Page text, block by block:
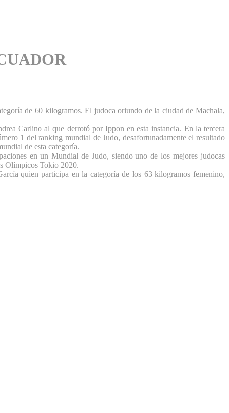
de 60 kilogramos. El judoca oriundo de la ciudad de Machala,
Carlino al que derrotó por Ippon en esta instancia. En la tercera
1 del ranking mundial de Judo, desafortunadamente el resultado
de esta categoría.
en un Mundial de Judo, siendo uno de los mejores judocas
Olímpicos Tokio 2020.
quien participa en la categoría de los 63 kilogramos femenino,